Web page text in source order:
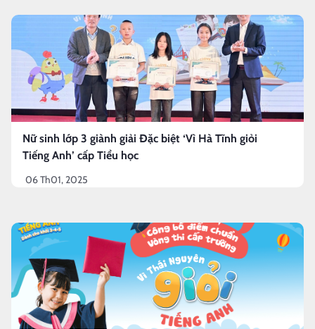
Nữ sinh lớp 3 giành giải Đặc biệt ‘Vì Hà Tĩnh giỏi
Tiếng Anh’ cấp Tiểu học
06 Th01, 2025